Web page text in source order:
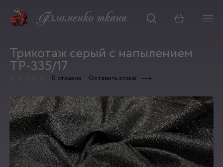
Корзина
Трикотаж серый c напылением
ТР-335/17
0 отзывов Оставить отзыв